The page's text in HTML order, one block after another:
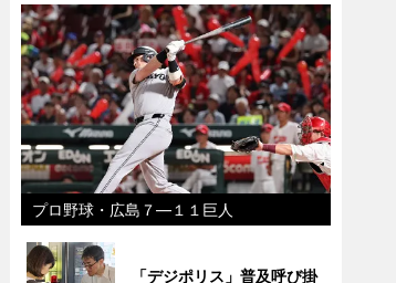
プロ野球・広島７―１１巨人
「デジポリス」普及呼び掛